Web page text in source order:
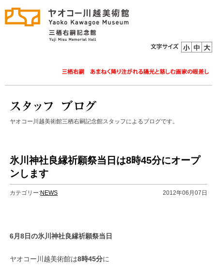
ヤオコー川越美術館三栖右嗣記念館スタッフによるブログです。
氷川神社良縁祈願祭当日は8時45分にオープ
ンします
カテゴリー:NEWS 2012年06月07日
6月8日の氷川神社良縁祈願祭当日
ヤオコー川越美術館は8時45分に